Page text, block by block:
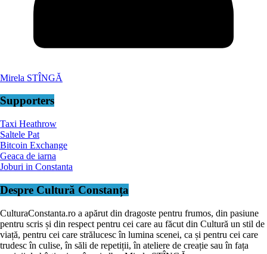
Mirela STÎNGĂ
Supporters
Taxi Heathrow
Saltele Pat
Bitcoin Exchange
Geaca de iarna
Joburi in Constanta
Despre Cultură Constanța
CulturaConstanta.ro a apărut din dragoste pentru frumos, din pasiune
pentru scris și din respect pentru cei care au făcut din Cultură un stil de
viață, pentru cei care strălucesc în lumina scenei, ca și pentru cei care
trudesc în culise, în săli de repetiții, în ateliere de creație sau în fața